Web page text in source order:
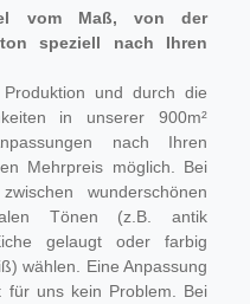
vom Maß, von der
speziell nach Ihren
und durch die
in unserer 900m²
nach Ihren
Mehrpreis möglich. Bei
wunderschönen
Tönen (z.B. antik
gelaugt oder farbig
wählen. Eine Anpassung
für uns kein Problem. Bei